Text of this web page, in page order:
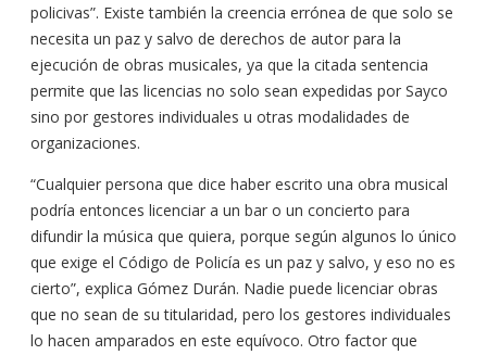
policivas”. Existe también la creencia errónea de que solo se
necesita un paz y salvo de derechos de autor para la
ejecución de obras musicales, ya que la citada sentencia
permite que las licencias no solo sean expedidas por Sayco
sino por gestores individuales u otras modalidades de
organizaciones.
“Cualquier persona que dice haber escrito una obra musical
podría entonces licenciar a un bar o un concierto para
difundir la música que quiera, porque según algunos lo único
que exige el Código de Policía es un paz y salvo, y eso no es
cierto”, explica Gómez Durán. Nadie puede licenciar obras
que no sean de su titularidad, pero los gestores individuales
lo hacen amparados en este equívoco. Otro factor que